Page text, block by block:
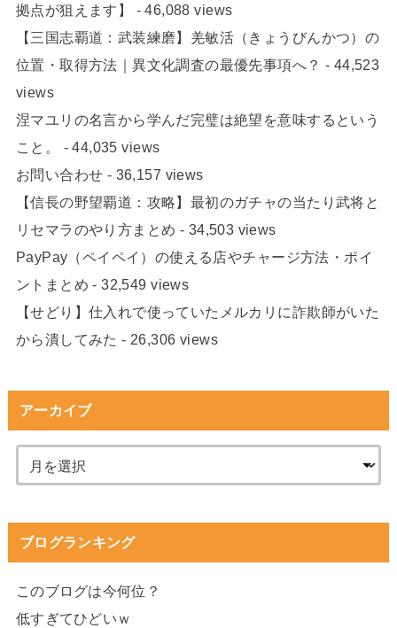
拠点が狙えます】
- 46,088 views
【三国志覇道：武装練磨】羌敏活（きょうびんかつ）の
位置・取得方法｜異文化調査の最優先事項へ？ - 44,523
views
涅マユリの名言から学んだ完璧は絶望を意味するという
こと。
- 44,035 views
お問い合わせ - 36,157 views
【信長の野望覇道：攻略】最初のガチャの当たり武将と
リセマラのやり方まとめ - 34,503 views
PayPay（ペイペイ）の使える店やチャージ方法・ポイ
ントまとめ - 32,549 views
【せどり】仕入れで使っていたメルカリに詐欺師がいた
から潰してみた - 26,306 views
アーカイブ
ブログランキング
このブログは今何位？
低すぎてひどいｗ